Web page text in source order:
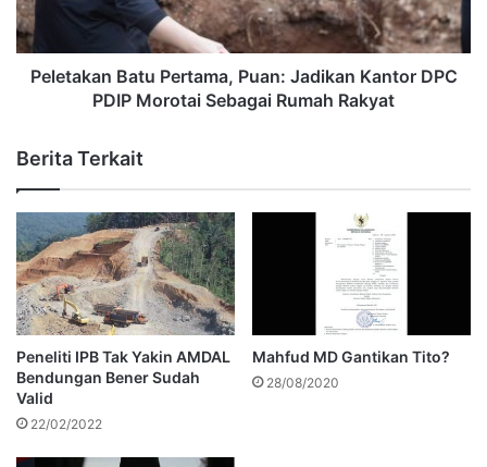
Peletakan Batu Pertama, Puan: Jadikan Kantor DPC
PDIP Morotai Sebagai Rumah Rakyat
Berita Terkait
Peneliti IPB Tak Yakin AMDAL
Bendungan Bener Sudah
Valid
22/02/2022
Mahfud MD Gantikan Tito?
28/08/2020